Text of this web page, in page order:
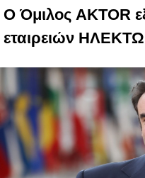
Ο Όμιλος AKTOR
εταιρειών